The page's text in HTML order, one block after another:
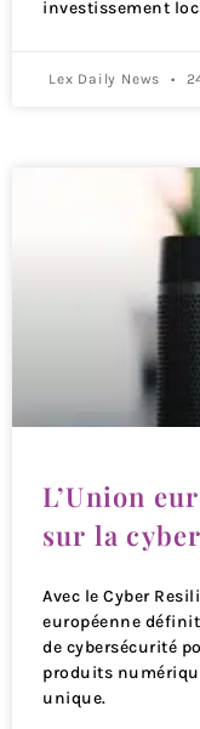
investissement
Lex Daily News
L’Union
sur la
Avec le Cyber
européenne
de cybersécurité
produits
unique.